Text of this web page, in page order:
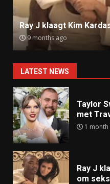
Ray J klaagt Kim
9 months ago
LATEST NEWS
Taylor
met
1 month
Ray J
om